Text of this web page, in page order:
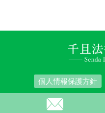
個人情報保護方針
© 千且法律事務所